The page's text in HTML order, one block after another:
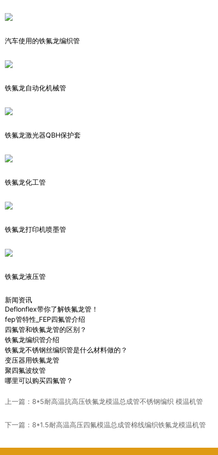
汽车使用的铁氟龙编织管
铁氟龙自动化机械管
铁氟龙激光器QBH保护套
铁氟龙化工管
铁氟龙打印机喷墨管
铁氟龙液压管
新闻资讯
Deflonflex带你了解铁氟龙管！
fep管特性_FEP四氟管介绍
四氟管和铁氟龙管的区别？
铁氟龙编织管介绍
铁氟龙不锈钢丝编织管是什么材料做的？
变压器用铁氟龙管
聚四氟波纹管
哪里可以购买四氟管？
上一篇： 8*5耐高温抗高压铁氟龙模温总成管不锈钢编织 模温机管
下一篇： 8*1.5耐高温高压四氟模温总成管棉线编织铁氟龙模温机管